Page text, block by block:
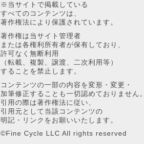
※当サイトで掲載している
すべてのコンテンツは、
著作権法により保護されています。
著作権は当サイト管理者
または各権利所有者が保有しており、
許可なく無断利用
（転載、複製、譲渡、二次利用等）
することを禁止します。
コンテンツの一部の内容を変形・変更・
加筆修正することも一切認めておりません。
引用の際は著作権法に従い、
引用元として当該コンテンツの
明記・リンクをお願いいたします。
©︎Fine Cycle LLC All rights reserved